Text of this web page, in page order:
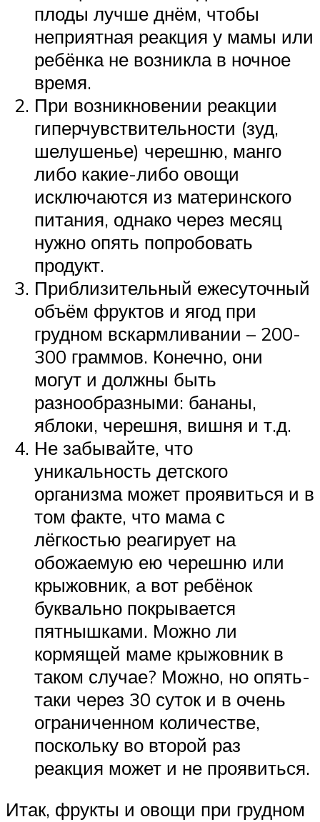
плоды лучше днём, чтобы
неприятная реакция у мамы или
ребёнка не возникла в ночное
время.
При возникновении реакции
гиперчувствительности (зуд,
шелушенье) черешню, манго
либо какие-либо овощи
исключаются из материнского
питания, однако через месяц
нужно опять попробовать
продукт.
Приблизительный ежесуточный
объём фруктов и ягод при
грудном вскармливании – 200-
300 граммов. Конечно, они
могут и должны быть
разнообразными: бананы,
яблоки, черешня, вишня и т.д.
Не забывайте, что
уникальность детского
организма может проявиться и в
том факте, что мама с
лёгкостью реагирует на
обожаемую ею черешню или
крыжовник, а вот ребёнок
буквально покрывается
пятнышками. Можно ли
кормящей маме крыжовник в
таком случае? Можно, но опять-
таки через 30 суток и в очень
ограниченном количестве,
поскольку во второй раз
реакция может и не проявиться.
Итак, фрукты и овощи при грудном